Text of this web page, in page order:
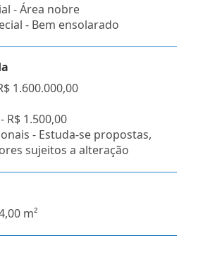
- Área nobre
- Bem ensolarado
1.600.000,00
R$ 1.500,00
- Estuda-se propostas,
sujeitos a alteração
m²